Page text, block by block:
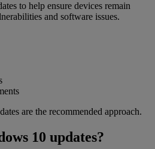
to help ensure devices remain
and software issues.
are the recommended approach.
10 updates?